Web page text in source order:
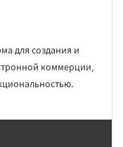
для создания и
коммерции,